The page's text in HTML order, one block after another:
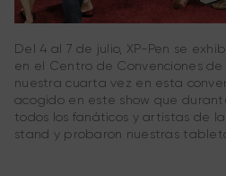
Del 4 al 7 de julio, XP-Pen se
en el Centro de Convenciones de
nuestra cuarta vez en esta
acogido en este show que
todos los fanáticos y artistas de
stand y probaron nuestras